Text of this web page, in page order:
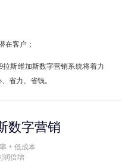
在客户；
拉斯维加斯数字营销系统将着力
省力、省钱。
数字营销
+ 低成本
润倍增